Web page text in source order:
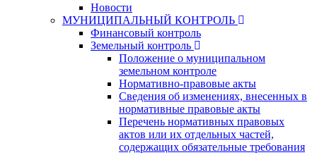
Новости
МУНИЦИПАЛЬНЫЙ КОНТРОЛЬ
Финансовый контроль
Земельный контроль
Положение о муниципальном
земельном контроле
Нормативно-правовые акты
Сведения об изменениях, внесенных в
нормативные правовые акты
Перечень нормативных правовых
актов или их отдельных частей,
содержащих обязательные требования